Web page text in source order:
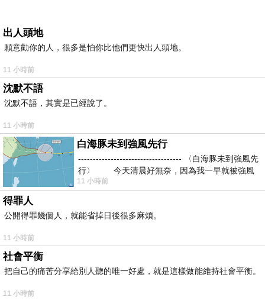
出人頭地
願意勸你的人，很多是怕你比他們更快出人頭地。
11 小時前
沈默不語
沈默不語，其實是已經說了。
11 小時前
白海豚未到強風先行
----------------------------------- 〈白海豚未到強風先
行〉 今天清晨好無奈，因為我一早就被強風
11 小時前
得罪人
公開得罪幾個人，就能省掉日後很多麻煩。
11 小時前
社會平衡
把自己的痛苦分享給別人聽的唯一好處，就是這樣做能維持社會平衡。
11 小時前